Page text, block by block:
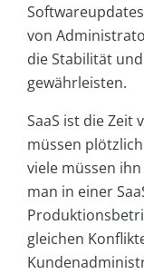
von
die Stabilität
gewährleisten.
SaaS ist die Zeit
müssen
viele müssen
man in einer
gleichen